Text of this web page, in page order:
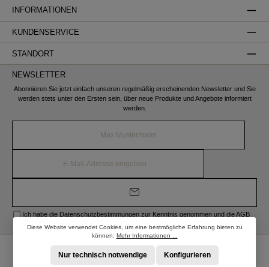
INFORMATIONEN
KUNDENSERVICE
STANDORT
NEWSLETTER
Abonnieren Sie jetzt einfach unseren regelmäßig erscheinenden Newsletter und Sie
werden stets unter den Ersten sein, über neue Produkte und Angebote informiert
werden.
Mail-
Ich habe die Datenschutzbestimmungen zur Kenntnis genommen und dieAGB
* Alle Preise inkl. gesetzl. Mehrwertsteuer zzgl.Versandkosten
Nachnahmegebühren, wenn nicht anders angegeben.
Diese Website verwendet Cookies, um eine bestmögliche Erfahrung bieten zu
können. Mehr Informationen ...
Nur technisch notwendige Konfigurieren